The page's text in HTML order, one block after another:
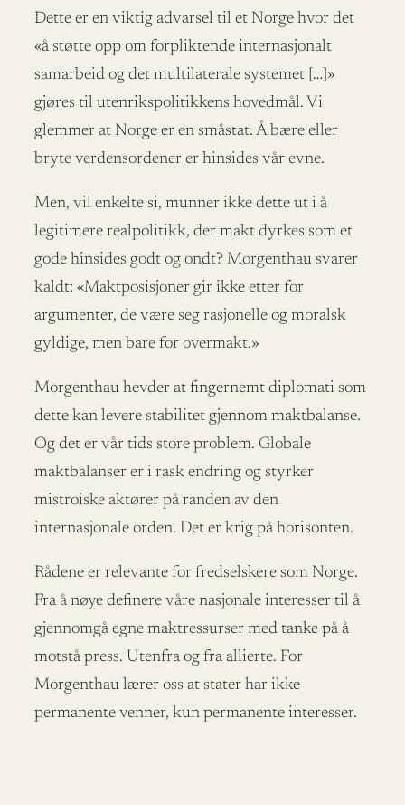
Dette er en viktig advarsel til et Norge hvor det
«å støtte opp om forpliktende internasjonalt
samarbeid og det multilaterale systemet […]»
gjøres til utenrikspolitikkens hovedmål. Vi
glemmer at Norge er en småstat. Å bære eller
bryte verdensordener er hinsides vår evne.
Men, vil enkelte si, munner ikke dette ut i å
legitimere realpolitikk, der makt dyrkes som et
gode hinsides godt og ondt? Morgenthau svarer
kaldt: «Maktposisjoner gir ikke etter for
argumenter, de være seg rasjonelle og moralsk
gyldige, men bare for overmakt.»
Morgenthau hevder at fingernemt diplomati som
dette kan levere stabilitet gjennom maktbalanse.
Og det er vår tids store problem. Globale
maktbalanser er i rask endring og styrker
mistroiske aktører på randen av den
internasjonale orden. Det er krig på horisonten.
Rådene er relevante for fredselskere som Norge.
Fra å nøye definere våre nasjonale interesser til å
gjennomgå egne maktressurser med tanke på å
motstå press. Utenfra og fra allierte. For
Morgenthau lærer oss at stater har ikke
permanente venner, kun permanente interesser.